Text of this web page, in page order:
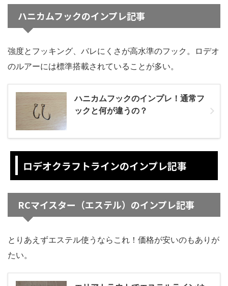
ハニカムフックのインプレ記事
強度とフッキング、バレにくさが高水準のフック。ロデオ
のルアーには標準搭載されていることが多い。
ハニカムフックのインプレ！通常フ
ックと何が違うの？
ロデオクラフトラインのインプレ記事
RCマイスター（エステル）のインプレ記事
とりあえずエステル使うならこれ！価格が安いのもありが
たい。